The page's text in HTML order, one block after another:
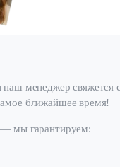
наш менеджер свяжется
ближайшее время!
— мы гарантируем: